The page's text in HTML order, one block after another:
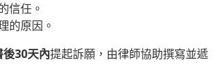
信任。
的原因。
30天內提起訴願，由律師協助撰寫並遞